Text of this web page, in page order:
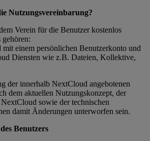
Nutzungsvereinbarung?
Verein für die Benutzer kostenlos
gehören:
einem persönlichen Benutzerkonto und
Diensten wie z.B. Dateien, Kollektive,
der innerhalb NextCloud angebotenen
dem aktuellen Nutzungskonzept, der
sowie der technischen
damit Änderungen unterworfen sein.
Benutzers